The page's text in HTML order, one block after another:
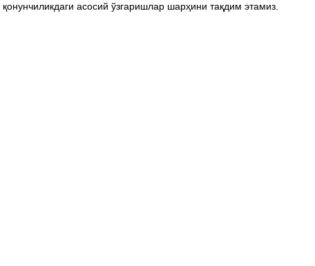
асосий ўзгаришлар шарҳини тақдим этамиз.